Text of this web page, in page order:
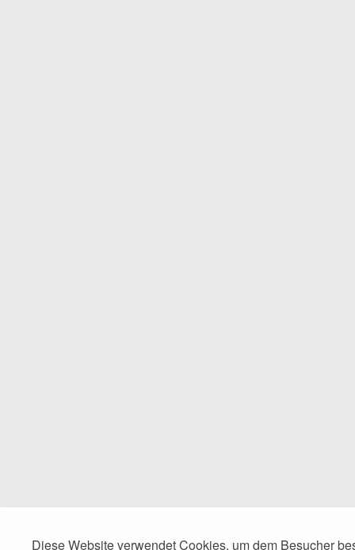
Diese Website verwendet Cookies, um dem Besucher